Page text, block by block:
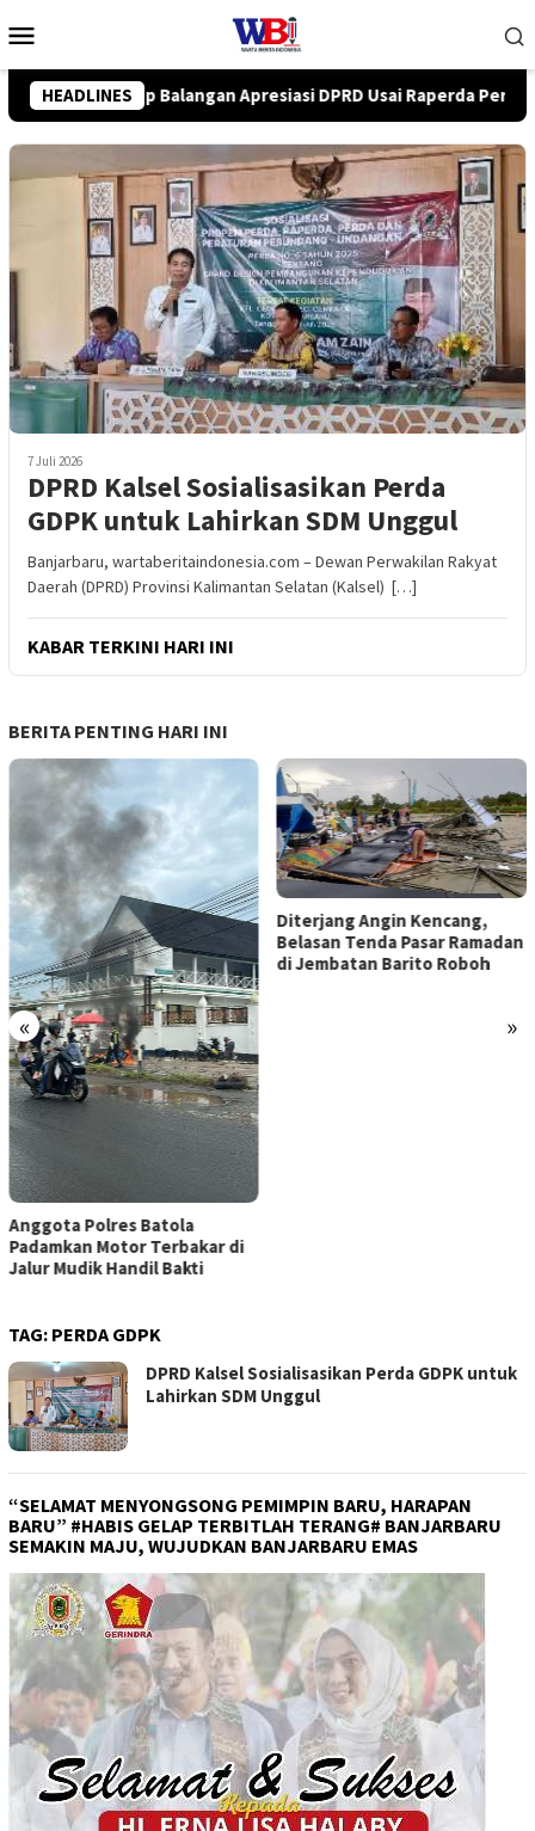
ke
Mobile
HEADLINES
Raperda Perubahan APBD 2026 Resmi Disepakati
7 Juli 2026
DPRD Kalsel Sosialisasikan Perda
GDPK untuk Lahirkan SDM Unggul
Banjarbaru, wartaberitaindonesia.com – Dewan Perwakilan Rakyat
Daerah (DPRD) Provinsi Kalimantan Selatan (Kalsel) […]
KABAR TERKINI HARI INI
BERITA PENTING HARI INI
« »
Anggota Polres Batola
Padamkan Motor Terbakar di
Jalur Mudik Handil Bakti
Diterjang Angin Kencang,
Belasan Tenda Pasar Ramadan
di Jembatan Barito Roboh
TAG: PERDA GDPK
DPRD Kalsel Sosialisasikan Perda GDPK untuk
Lahirkan SDM Unggul
“SELAMAT MENYONGSONG PEMIMPIN BARU, HARAPAN
BARU” #HABIS GELAP TERBITLAH TERANG# BANJARBARU
SEMAKIN MAJU, WUJUDKAN BANJARBARU EMAS